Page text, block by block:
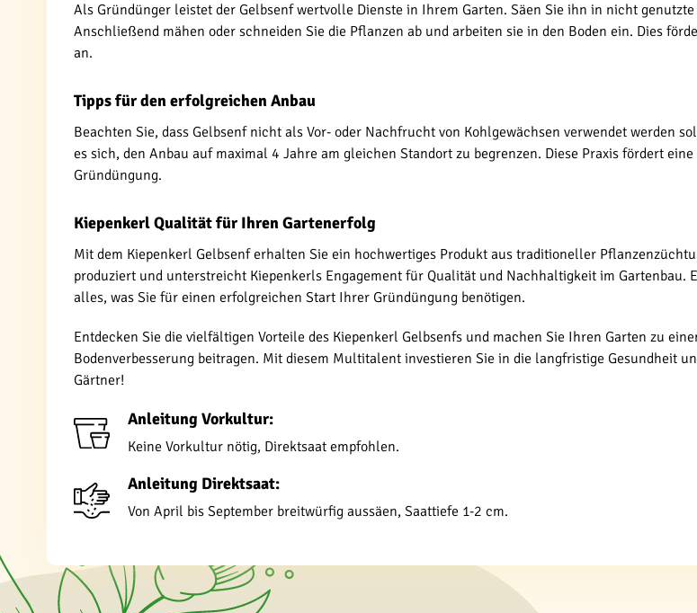
Als Gründünger leistet der Gelbsenf wertvolle Dienste in Ihrem Garten. Säen Sie ihn in nicht
Anschließend mähen oder schneiden Sie die Pflanzen ab und arbeiten sie in den Boden ein. Dies
an.
Tipps für den erfolgreichen Anbau
Beachten Sie, dass Gelbsenf nicht als Vor- oder Nachfrucht von Kohlgewächsen verwendet werden
es sich, den Anbau auf maximal 4 Jahre am gleichen Standort zu begrenzen. Diese Praxis fördert
Gründüngung.
Kiepenkerl Qualität für Ihren Gartenerfolg
Mit dem Kiepenkerl Gelbsenf erhalten Sie ein hochwertiges Produkt aus traditioneller
produziert und unterstreicht Kiepenkerls Engagement für Qualität und Nachhaltigkeit im
alles, was Sie für einen erfolgreichen Start Ihrer Gründüngung benötigen.
Entdecken Sie die vielfältigen Vorteile des Kiepenkerl Gelbsenfs und machen Sie Ihren Garten zu
Bodenverbesserung beitragen. Mit diesem Multitalent investieren Sie in die langfristige Gesundheit
Gärtner!
Anleitung Vorkultur:
Keine Vorkultur nötig, Direktsaat empfohlen.
Anleitung Direktsaat:
Von April bis September breitwürfig aussäen, Saattiefe 1-2 cm.